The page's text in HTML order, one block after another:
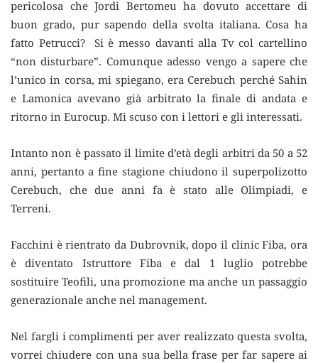
pericolosa che Jordi Bertomeu ha dovuto accettare di
buon grado, pur sapendo della svolta italiana. Cosa ha
fatto Petrucci? Si è messo davanti alla Tv col cartellino
“non disturbare”. Comunque adesso vengo a sapere che
l’unico in corsa, mi spiegano, era Cerebuch perché Sahin
e Lamonica avevano già arbitrato la finale di andata e
ritorno in Eurocup. Mi scuso con i lettori e gli interessati.
Intanto non è passato il limite d’età degli arbitri da 50 a 52
anni, pertanto a fine stagione chiudono il superpolizotto
Cerebuch, che due anni fa è stato alle Olimpiadi, e
Terreni.
Facchini è rientrato da Dubrovnik, dopo il clinic Fiba, ora
è diventato Istruttore Fiba e dal 1 luglio potrebbe
sostituire Teofili, una promozione ma anche un passaggio
generazionale anche nel management.
Nel fargli i complimenti per aver realizzato questa svolta,
vorrei chiudere con una sua bella frase per far sapere ai